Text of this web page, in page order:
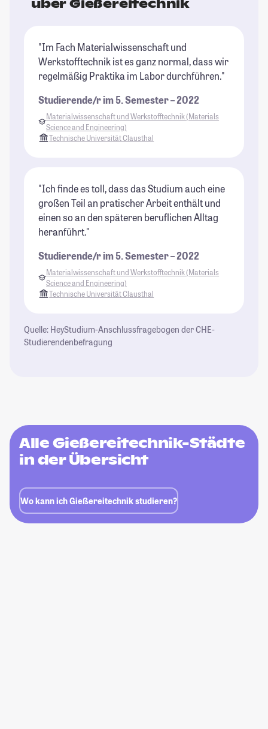
über Gießereitechnik
"Im Fach Materialwissenschaft und
Werkstofftechnik ist es ganz normal, dass wir
regelmäßig Praktika im Labor durchführen."
Studierende/r im 5. Semester – 2022
Materialwissenschaft und Werkstofftechnik (Materials
Science and Engineering)
Technische Universität Clausthal
"Ich finde es toll, dass das Studium auch eine
großen Teil an pratischer Arbeit enthält und
einen so an den späteren beruflichen Alltag
heranführt."
Studierende/r im 5. Semester – 2022
Materialwissenschaft und Werkstofftechnik (Materials
Science and Engineering)
Technische Universität Clausthal
Quelle: HeyStudium-Anschlussfragebogen der CHE-
Studierendenbefragung
Alle Gießereitechnik-Städte
in der Übersicht
Wo kann ich Gießereitechnik studieren?